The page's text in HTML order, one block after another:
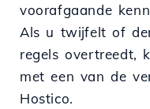
voorafgaande
Als u twijfelt of
regels overtreedt,
met een van de
Hostico.